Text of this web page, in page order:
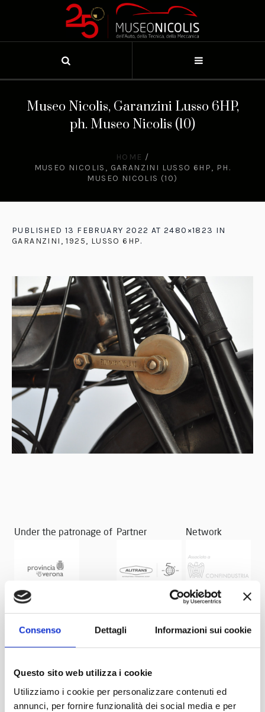
Consenso Dettagli Informazioni sui cookie
Questo sito web utilizza i cookie
Utilizziamo i cookie per personalizzare contenuti ed
annunci, per fornire funzionalità dei social media e per
Museo Nicolis, Garanzini Lusso 6HP,
ph. Museo Nicolis (10)
HOME /
MUSEO NICOLIS, GARANZINI LUSSO 6HP, PH.
MUSEO NICOLIS (10)
PUBLISHED 13 FEBRUARY 2022 AT 2480×1823 IN
GARANZINI, 1925, LUSSO 6HP.
Under the patronage of Partner Network